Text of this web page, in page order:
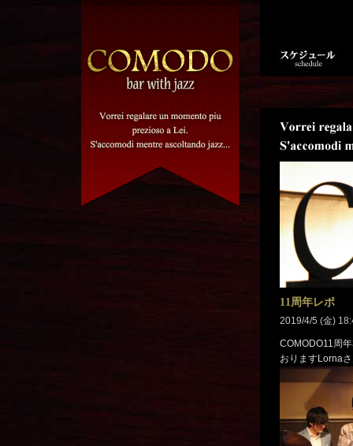
11周年レポ
2019/4/5 (金)
COMODO11周
おりますLorna